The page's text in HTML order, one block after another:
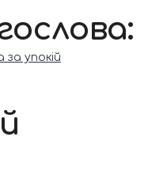
за упокій